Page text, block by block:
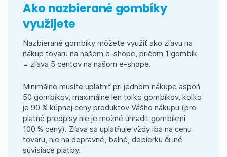
Ako nazbierané gombíky
využijete
Nazbierané gombíky môžete využiť ako zľavu na
nákup tovaru na našom e-shope, pričom 1 gombík
= zľava 5 centov na našom e-shope.
Minimálne musíte uplatniť pri jednom nákupe aspoň
50 gombíkov, maximálne len toľko gombíkov, koľko
je 90 % kúpnej ceny produktov Vášho nákupu (pre
platné predpisy nie je možné uhradiť gombíkmi
100 % ceny). Zľava sa uplatňuje vždy iba na cenu
tovaru, nie na dopravné, balné, dobierku či iné
súvisiace platby.